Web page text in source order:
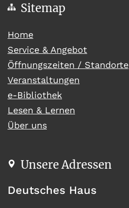
Sitemap
Home(current)
Service & Angebot
Öffnungszeiten / Standorte
Veranstaltungen
e-Bibliothek
Lesen & Lernen
Über uns
Unsere Adressen
Deutsches Haus